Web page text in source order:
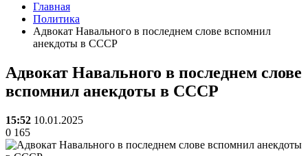
Главная
Политика
Адвокат Навального в последнем слове вспомнил
анекдоты в СССР
Адвокат Навального в последнем слове
вспомнил анекдоты в СССР
15:52 10.01.2025
0 165